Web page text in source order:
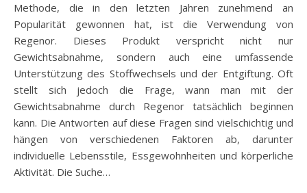
Methode, die in den letzten Jahren zunehmend an
Popularität gewonnen hat, ist die Verwendung von
Regenor. Dieses Produkt verspricht nicht nur
Gewichtsabnahme, sondern auch eine umfassende
Unterstützung des Stoffwechsels und der Entgiftung. Oft
stellt sich jedoch die Frage, wann man mit der
Gewichtsabnahme durch Regenor tatsächlich beginnen
kann. Die Antworten auf diese Fragen sind vielschichtig und
hängen von verschiedenen Faktoren ab, darunter
individuelle Lebensstile, Essgewohnheiten und körperliche
Aktivität. Die Suche…